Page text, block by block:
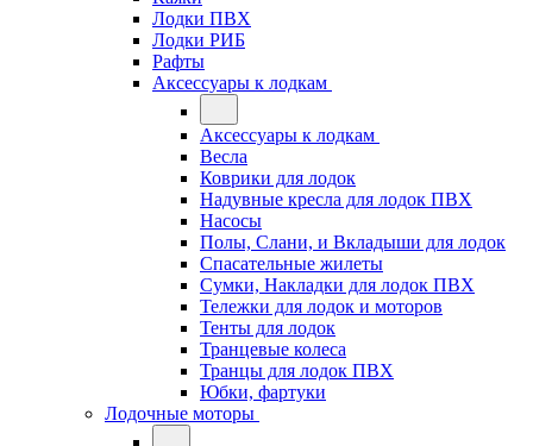
Лодки ПВХ
Лодки РИБ
Рафты
Аксессуары к лодкам
Аксессуары к лодкам
Весла
Коврики для лодок
Надувные кресла для лодок ПВХ
Насосы
Полы, Слани, и Вкладыши для лодок
Спасательные жилеты
Сумки, Накладки для лодок ПВХ
Тележки для лодок и моторов
Тенты для лодок
Транцевые колеса
Транцы для лодок ПВХ
Юбки, фартуки
Лодочные моторы